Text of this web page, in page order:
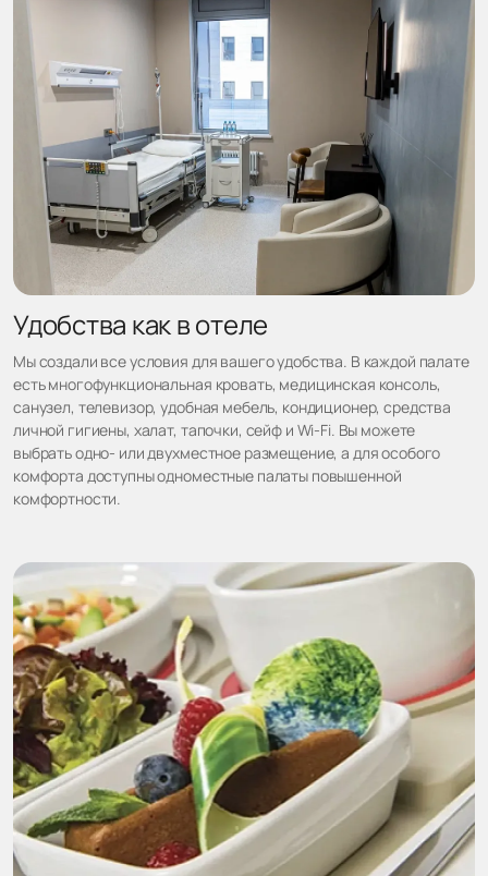
Удобства как в отеле
Мы создали все условия для вашего удобства. В каждой палате
есть многофункциональная кровать, медицинская консоль,
санузел, телевизор, удобная мебель, кондиционер, средства
личной гигиены, халат, тапочки, сейф и Wi-Fi. Вы можете
выбрать одно- или двухместное размещение, а для особого
комфорта доступны одноместные палаты повышенной
комфортности.